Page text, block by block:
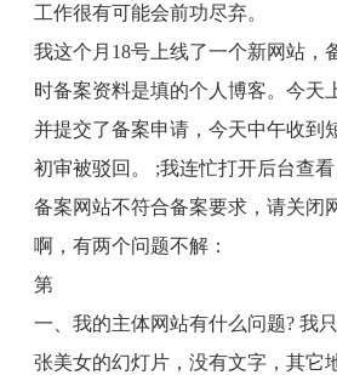
工作很有可能会前功尽弃。
我这个月 18号上线了一个新网站，
时备案资料是填的个人博客。今天
并提交了备案申请，今天中午收到
初审被驳回。
;我连忙打开后台查看
备案网站不符合备案要求，请关闭
啊，有两个问题不解：
第
一、我的主体网站有什么问题? 我
张美女的幻灯片，没有文字，其它